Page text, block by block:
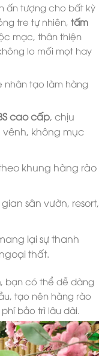
ấn tượng cho bất kỳ
tre tự nhiên, tấm
mạc, thân thiện
lo mối mọt hay
nhân tạo làm hàng
cao cấp, chịu
không mục
khung hàng rào
sân vườn, resort,
lại sự thanh
thất.
, bạn có thể dễ dàng
tạo nên hàng rào
bảo trì lâu dài.